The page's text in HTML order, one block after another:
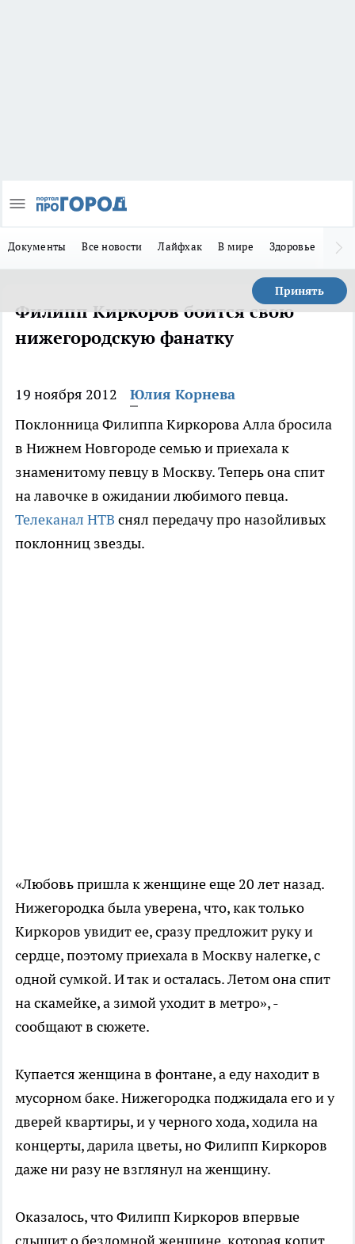
Документы Все новости Лайфхак В мире Здоровье
Принять
Филипп Киркоров боится свою
нижегородскую фанатку
19 ноября 2012
Юлия Корнева
Поклонница Филиппа Киркорова Алла бросила
в Нижнем Новгороде семью и приехала к
знаменитому певцу в Москву. Теперь она спит
на лавочке в ожидании любимого певца.
Телеканал НТВ снял передачу про назойливых
поклонниц звезды.
«Любовь пришла к женщине еще 20 лет назад.
Нижегородка была уверена, что, как только
Киркоров увидит ее, сразу предложит руку и
сердце, поэтому приехала в Москву налегке, с
одной сумкой. И так и осталась. Летом она спит
на скамейке, а зимой уходит в метро», -
сообщают в сюжете.
Купается женщина в фонтане, а еду находит в
мусорном баке. Нижегородка поджидала его и у
дверей квартиры, и у черного хода, ходила на
концерты, дарила цветы, но Филипп Киркоров
даже ни разу не взглянул на женщину.
Оказалось, что Филипп Киркоров впервые